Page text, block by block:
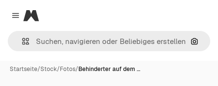
Close menu
Magnific
Nach
Startseite/Stock/Fotos/Behinderter auf dem …